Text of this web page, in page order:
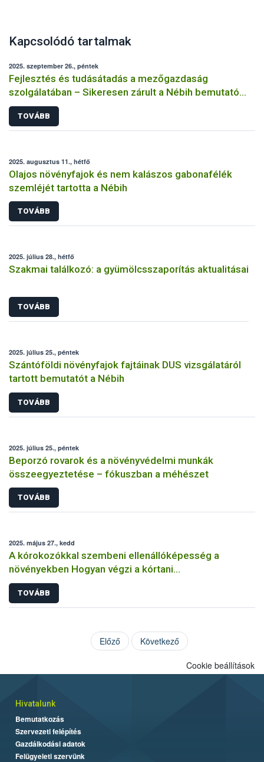
Kapcsolódó tartalmak
2025. szeptember 26., péntek
Fejlesztés és tudásátadás a mezőgazdaság
szolgálatában – Sikeresen zárult a Nébih bemutató
üzemi projektje
TOVÁBB
2025. augusztus 11., hétfő
Olajos növényfajok és nem kalászos gabonafélék
szemléjét tartotta a Nébih
TOVÁBB
2025. július 28., hétfő
Szakmai találkozó: a gyümölcsszaporítás aktualitásai
TOVÁBB
2025. július 25., péntek
Szántóföldi növényfajok fajtáinak DUS vizsgálatáról
tartott bemutatót a Nébih
TOVÁBB
2025. július 25., péntek
Beporzó rovarok és a növényvédelmi munkák
összeegyeztetése – fókuszban a méhészet
TOVÁBB
2025. május 27., kedd
A kórokozókkal szembeni ellenállóképesség a
növényekben Hogyan végzi a kórtani
rezisztenciavizsgálatokat a Nébih?
TOVÁBB
Előző Következő
Cookie beállítások
Hivatalunk
Bemutatkozás
Szervezeti felépítés
Gazdálkodási adatok
Felügyeleti szervünk